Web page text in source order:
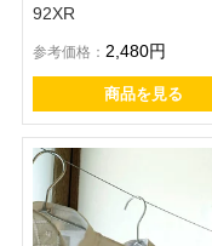
92XR
参考価格： 2,480円
商品を見る